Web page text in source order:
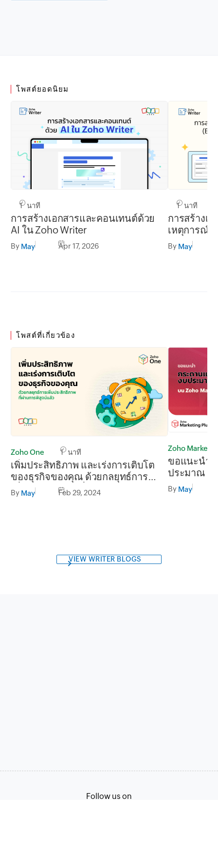
โพสต์ยอดนิยม
1 นาที
การสร้างเอกสารและคอนเทนต์ด้วย
AI ใน Zoho Writer
By May Apr 17, 2026
1 นาที
การสร้างเ
เหตุการณ์
Webhook
By May
โพสต์ที่เกี่ยวข้อง
Zoho One 1 นาที
เพิ่มประสิทธิภาพ และเร่งการเติบโต
ของธุรกิจของคุณ ด้วยกลยุทธ์การ
เพิ่มประสิทธิภาพที่ผ่านการพิสูจน์
แล้ว
By May Feb 29, 2024
Zoho
ขอแนะนำก
ประมาณ บ
By May
VIEW WRITER BLOGS
Follow us on